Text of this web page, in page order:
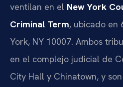
ventilan en el New York
Criminal Term, ubicado en
York, NY 10007. Ambos
en el complejo judicial de
City Hall y Chinatown, y